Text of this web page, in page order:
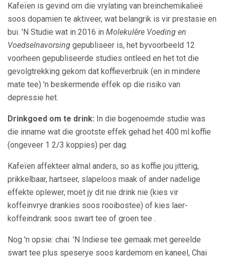
Kafeïen is gevind om die vrylating van breinchemikalieë
soos dopamien te aktiveer, wat belangrik is vir prestasie en
bui. 'N Studie wat in 2016 in Molekulêre Voeding en
Voedselnavorsing gepubliseer is, het byvoorbeeld 12
voorheen gepubliseerde studies ontleed en het tot die
gevolgtrekking gekom dat koffieverbruik (en in mindere
mate tee) 'n beskermende effek op die risiko van
depressie het.
Drinkgoed om te drink: In die bogenoemde studie was
die inname wat die grootste effek gehad het 400 ml koffie
(ongeveer 1 2/3 koppies) per dag.
Kafeïen affekteer almal anders, so as koffie jou jitterig,
prikkelbaar, hartseer, slapeloos maak of ander nadelige
effekte oplewer, moet jy dit nie drink nie (kies vir
koffeinvrye drankies soos rooibostee) of kies laer-
koffeindrank soos swart tee of groen tee .
Nog 'n opsie: chai. 'N Indiese tee gemaak met gereelde
swart tee plus speserye soos kardemom en kaneel, Chai